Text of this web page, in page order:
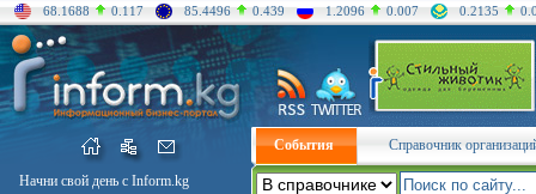
68.1688 0.117 85.4496 0.439 1.2096 0.007 0.2135
Начни свой день с Inform.kg
События Справочник